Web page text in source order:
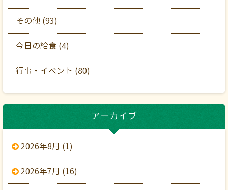
その他 (93)
今日の給食 (4)
行事・イベント (80)
アーカイブ
2026年8月 (1)
2026年7月 (16)